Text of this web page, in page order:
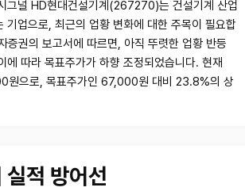
그널 HD현대건설기계(267270)는 건설기계 산업
기업으로, 최근의 업황 변화에 대한 주목이 필요합
권의 보고서에 따르면, 아직 뚜렷한 업황 반등
에 따라 목표주가가 하향 조정되었습니다. 현재
원으로, 목표주가인 67,000원 대비 23.8%의 상
적 방어선